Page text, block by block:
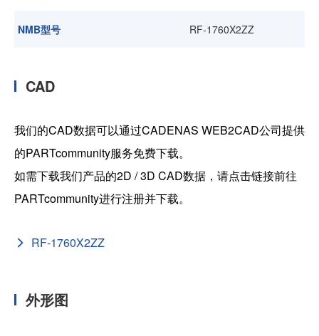
NMB型号 RF-1760X2ZZ
CAD
我们的CAD数据可以通过CADENAS WEB2CAD公司提供
的PARTcommunity服务免费下载。
如需下载我们产品的2D / 3D CAD数据，请点击链接前往
PARTcommunity进行注册并下载。
RF-1760X2ZZ
外形图